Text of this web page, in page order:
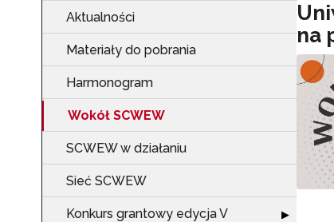
Aktualności
Materiały do pobrania
Harmonogram
Wokół SCWEW
SCWEW w działaniu
Sieć SCWEW
Konkurs grantowy edycja V Rozwiń
▶
na